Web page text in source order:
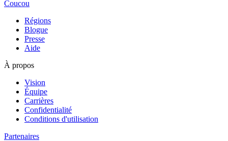
Coucou
Régions
Blogue
Presse
Aide
À propos
Vision
Équipe
Carrières
Confidentialité
Conditions d'utilisation
Partenaires